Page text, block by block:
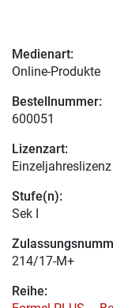
Medienart:
Online-Produkte
Bestellnummer:
600051
Lizenzart:
Stufe(n):
Sek I
214/17-M+
Reihe: